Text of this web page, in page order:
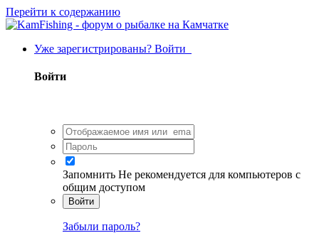
Перейти к содержанию
Уже зарегистрированы? Войти
Войти
Запомнить Не рекомендуется для компьютеров с
общим доступом
Войти
Забыли пароль?